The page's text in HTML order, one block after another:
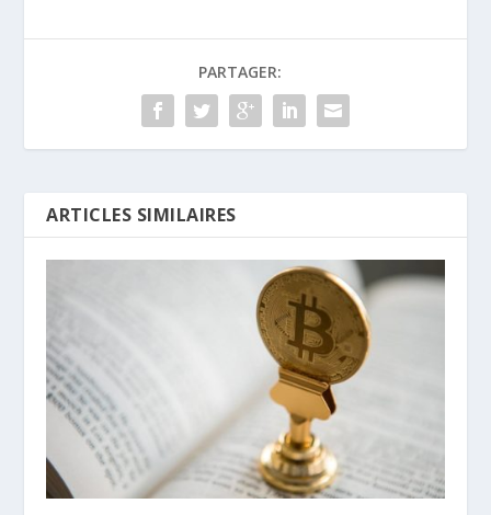
PARTAGER:
ARTICLES SIMILAIRES